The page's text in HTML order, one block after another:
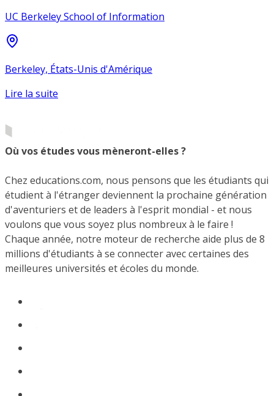
UC Berkeley School of Information
Berkeley, États-Unis d'Amérique
Lire la suite
Où vos études vous mèneront-elles ?
Chez educations.com, nous pensons que les étudiants qui
étudient à l'étranger deviennent la prochaine génération
d'aventuriers et de leaders à l'esprit mondial - et nous
voulons que vous soyez plus nombreux à le faire !
Chaque année, notre moteur de recherche aide plus de 8
millions d'étudiants à se connecter avec certaines des
meilleures universités et écoles du monde.